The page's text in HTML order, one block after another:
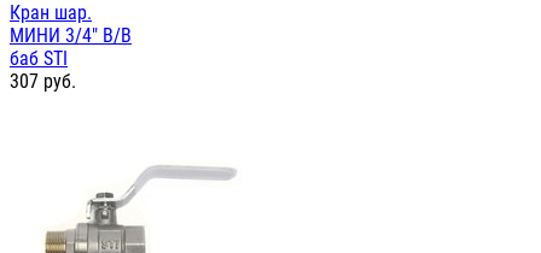
Кран шар.
МИНИ 3/4" В/В
баб STI
307 руб.